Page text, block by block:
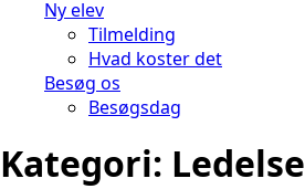
Ny elev
Tilmelding
Hvad koster det
Besøg os
Besøgsdag
Kategori: Ledelse